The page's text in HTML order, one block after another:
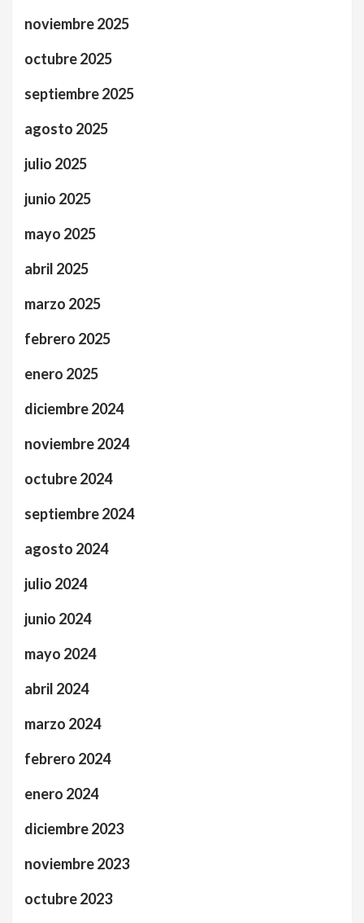
noviembre 2025
octubre 2025
septiembre 2025
agosto 2025
julio 2025
junio 2025
mayo 2025
abril 2025
marzo 2025
febrero 2025
enero 2025
diciembre 2024
noviembre 2024
octubre 2024
septiembre 2024
agosto 2024
julio 2024
junio 2024
mayo 2024
abril 2024
marzo 2024
febrero 2024
enero 2024
diciembre 2023
noviembre 2023
octubre 2023